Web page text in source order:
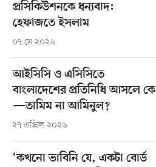
প্রসিকিউশনকে ধন্যবাদ:
হেফাজতে ইসলাম
০৭ মে ২০২৬
আইসিসি ও এসিসিতে
বাংলাদেশের প্রতিনিধি আসলে কে
—তামিম না আমিনুল?
২৭ এপ্রিল ২০২৬
‘কখনো ভাবিনি যে, একটা বোর্ড